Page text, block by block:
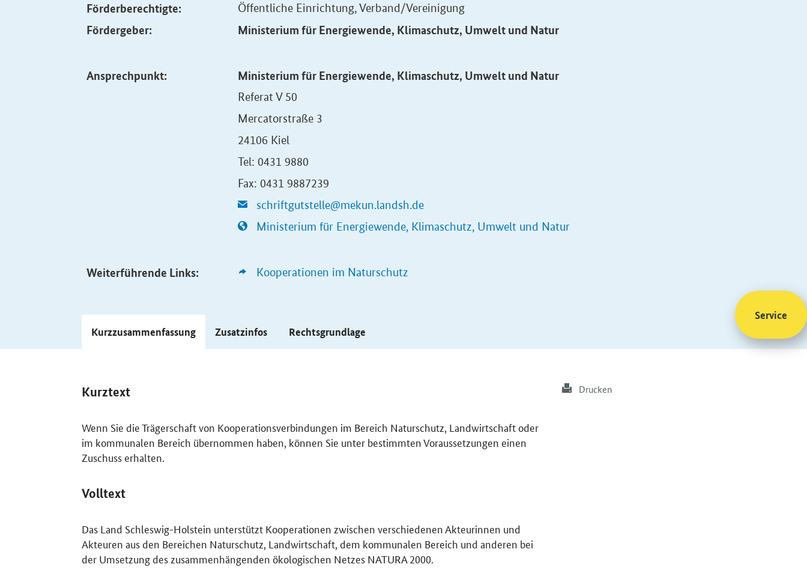
Förderberechtigte: Öffentliche Einrichtung, Verband/Vereinigung
Fördergeber: Ministerium für Energiewende, Klimaschutz, Umwelt und Natur
Ansprechpunkt: Ministerium für Energiewende, Klimaschutz, Umwelt und Natur
Referat V 50
Mercatorstraße 3
24106 Kiel
Tel: 0431 9880
Fax: 0431 9887239
schriftgutstelle@mekun.landsh.de
Ministerium für Energiewende, Klimaschutz, Umwelt und Natur
Weiterführende Links: Kooperationen im Naturschutz
Kurzzusammenfassung Zusatzinfos Rechtsgrundlage
Kurztext
Wenn Sie die Trägerschaft von Kooperationsverbindungen im Bereich Naturschutz, Landwirtschaft oder
im kommunalen Bereich übernommen haben, können Sie unter bestimmten Voraussetzungen einen
Zuschuss erhalten.
Volltext
Das Land Schleswig-Holstein unterstützt Kooperationen zwischen verschiedenen Akteurinnen und
Akteuren aus den Bereichen Naturschutz, Landwirtschaft, dem kommunalen Bereich und anderen bei
der Umsetzung des zusammenhängenden ökologischen Netzes NATURA 2000.
Drucken
Service